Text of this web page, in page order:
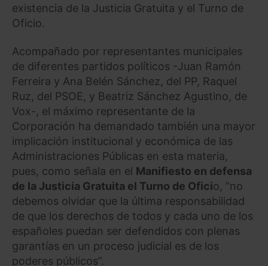
existencia de la Justicia Gratuita y el Turno de
Oficio.
Acompañado por representantes municipales
de diferentes partidos políticos -Juan Ramón
Ferreira y Ana Belén Sánchez, del PP, Raquel
Ruz, del PSOE, y Beatriz Sánchez Agustino, de
Vox-, el máximo representante de la
Corporación ha demandado también una mayor
implicación institucional y económica de las
Administraciones Públicas en esta materia,
pues, como señala en el Manifiesto en defensa
de la Justicia Gratuita el Turno de Oficio, “no
debemos olvidar que la última responsabilidad
de que los derechos de todos y cada uno de los
españoles puedan ser defendidos con plenas
garantías en un proceso judicial es de los
poderes públicos”.